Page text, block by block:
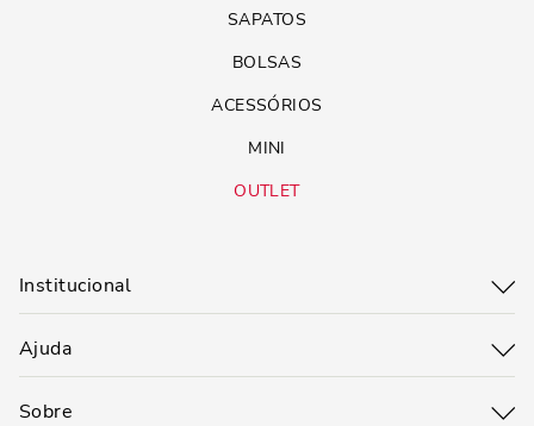
SAPATOS
BOLSAS
ACESSÓRIOS
MINI
OUTLET
Institucional
Ajuda
Sobre